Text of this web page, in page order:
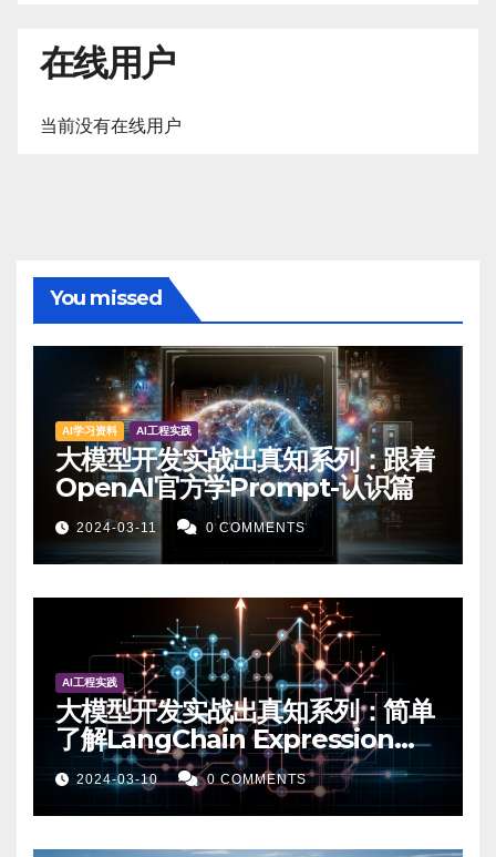
在线用户
当前没有在线用户
You missed
AI学习资料 AI工程实践
大模型开发实战出真知系列：跟着
OpenAI官方学Prompt-认识篇
2024-03-11 0 COMMENTS
AI工程实践
大模型开发实战出真知系列：简单
了解LangChain Expression
Language-实战篇
2024-03-10 0 COMMENTS